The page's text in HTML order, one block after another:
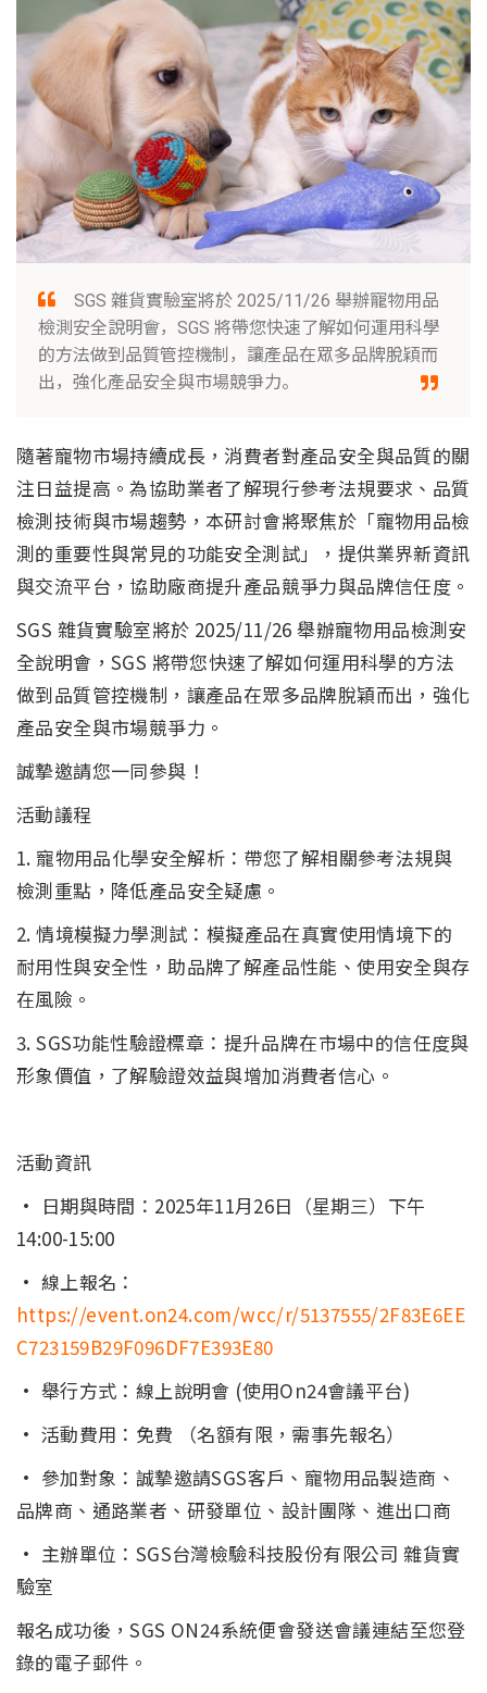
SGS 雜貨實驗室將於 2025/11/26 舉辦寵物用品
檢測安全說明會，SGS 將帶您快速了解如何運用科學
的方法做到品質管控機制，讓產品在眾多品牌脫穎而
出，強化產品安全與市場競爭力。
隨著寵物市場持續成長，消費者對產品安全與品質的關
注日益提高。為協助業者了解現行參考法規要求、品質
檢測技術與市場趨勢，本研討會將聚焦於「寵物用品檢
測的重要性與常見的功能安全測試」，提供業界新資訊
與交流平台，協助廠商提升產品競爭力與品牌信任度。
SGS 雜貨實驗室將於 2025/11/26 舉辦寵物用品檢測安
全說明會，SGS 將帶您快速了解如何運用科學的方法
做到品質管控機制，讓產品在眾多品牌脫穎而出，強化
產品安全與市場競爭力。
誠摯邀請您一同參與！
活動議程
1. 寵物用品化學安全解析：帶您了解相關參考法規與
檢測重點，降低產品安全疑慮。
2. 情境模擬力學測試：模擬產品在真實使用情境下的
耐用性與安全性，助品牌了解產品性能、使用安全與存
在風險。
3. SGS功能性驗證標章：提升品牌在市場中的信任度與
形象價值，了解驗證效益與增加消費者信心。
活動資訊
· 日期與時間：2025年11月26日（星期三）下午
14:00-15:00
· 線上報名：
https://event.on24.com/wcc/r/5137555/2F83E6EE
C723159B29F096DF7E393E80
· 舉行方式：線上說明會 (使用On24會議平台)
· 活動費用：免費 （名額有限，需事先報名）
· 參加對象：誠摯邀請SGS客戶、寵物用品製造商、
品牌商、通路業者、研發單位、設計團隊、進出口商
· 主辦單位：SGS台灣檢驗科技股份有限公司 雜貨實
驗室
報名成功後，SGS ON24系統便會發送會議連結至您登
錄的電子郵件。